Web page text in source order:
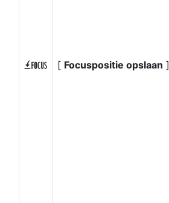
F [ Focuspositie opslaan ]